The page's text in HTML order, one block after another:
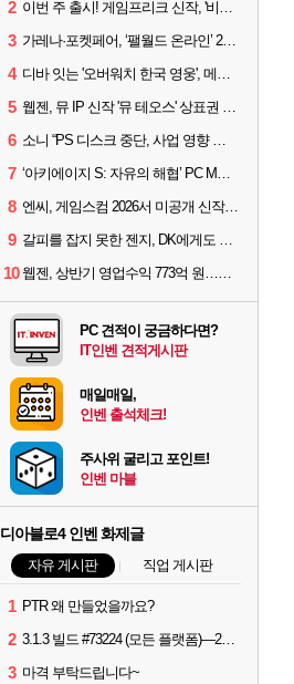
2 이번 주 출시! 게임프리크 신작, '비스트 오브 리인카네이션'
3 가레나·포켓페어, ‘팰월드 온라인’ 2026년 출시 예고
4 디바 잇는 '오버워치 한국 영웅', 메카 파일럿 디몬 나온다
5 웹젠, 뮤 IP 신작 '뮤 테오스' 상표권 출원
6 소니 “PS 디스크 중단, 사업 영향 없다”
7 ‘아키에이지 S: 자유의 해협’ PC MMORPG로 개발한다
8 엔씨, 게임스컴 2026서 미공개 신작 최초 공개
9 갈피를 잡지 못한 젠지, DK에게도 0:2 패배
10 웹젠, 상반기 영업수익 773억 원…순이익 89% 증가
PC 견적이 궁금하다면?
IT인벤 견적게시판
매일매일,
인벤 출석체크!
주사위 굴리고 포인트!
인벤 마블
디아블로4 인벤 화제글
자유 게시판 직업 게시판
1 PTR 왜 만들었을까요?
2 3.1.3 빌드 #73224 (모든 플랫폼)—2026년 8월 13일
3 마격 부탁드립니다~